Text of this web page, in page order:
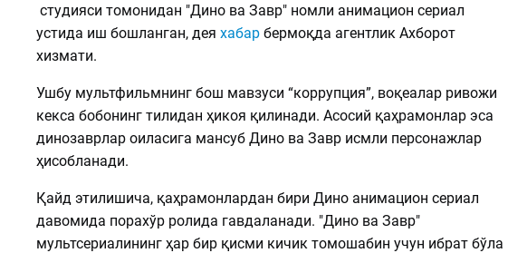
студияси томонидан "Дино ва Завр" номли анимацион сериал
устида иш бошланган, дея хабарбермоқда агентлик Ахборот
хизмати.
Ушбу мультфильмнинг бош мавзуси “коррупция”, воқеалар ривожи
кекса бобонинг тилидан ҳикоя қилинади. Асосий қаҳрамонлар эса
динозаврлар оиласига мансуб Дино ва Завр исмли персонажлар
ҳисобланади.
Қайд этилишича, қаҳрамонлардан бири Дино анимацион сериал
давомида порахўр ролида гавдаланади. "Дино ва Завр"
мультсериалининг ҳар бир қисми кичик томошабин учун ибрат бўла